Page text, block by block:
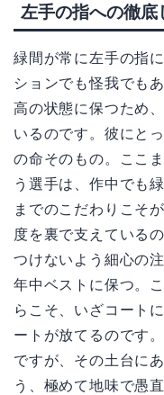
左手の指への徹底
緑間が常に左手の指
ションでも怪我でも
高の状態に保つため
いるのです。彼にと
の命そのもの。ここ
う選手は、作中でも
までのこだわりこそ
度を裏で支えている
つけないよう細心の
年中ベストに保つ。
らこそ、いざコート
ートが放てるのです
ですが、その土台に
う、極めて地味で愚